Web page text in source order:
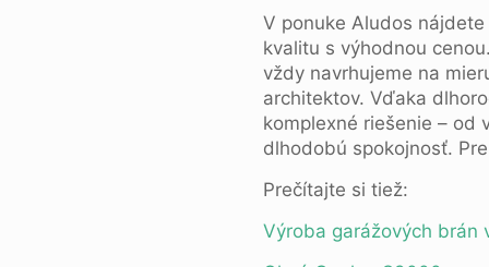
V ponuke Aludos
kvalitu s výhodnou
vždy navrhujeme na
architektov. Vďaka
komplexné riešenie – od
dlhodobú spokojnosť.
Prečítajte si tiež:
Výroba garážových brán